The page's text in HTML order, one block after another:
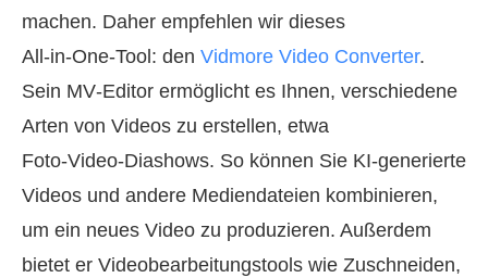
machen. Daher empfehlen wir dieses
All‑in‑One‑Tool: den Vidmore Video Converter.
Sein MV‑Editor ermöglicht es Ihnen, verschiedene
Arten von Videos zu erstellen, etwa
Foto‑Video‑Diashows. So können Sie KI‑generierte
Videos und andere Mediendateien kombinieren,
um ein neues Video zu produzieren. Außerdem
bietet er Videobearbeitungstools wie Zuschneiden,